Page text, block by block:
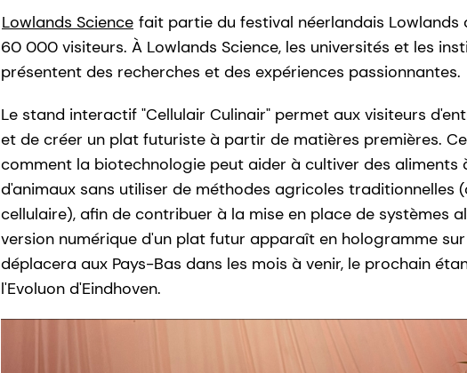
Lowlands Science fait partie du festival néerlandais Lowlands
60 000 visiteurs. À Lowlands Science, les universités et les
présentent des recherches et des expériences passionnantes.
Le stand interactif "Cellulair Culinair" permet aux visiteurs
et de créer un plat futuriste à partir de matières premières.
comment la biotechnologie peut aider à cultiver des aliments
d'animaux sans utiliser de méthodes agricoles traditionnelles
cellulaire), afin de contribuer à la mise en place de systèmes
version numérique d'un plat futur apparaît en hologramme
déplacera aux Pays-Bas dans les mois à venir, le prochain
l'Evoluon d'Eindhoven.